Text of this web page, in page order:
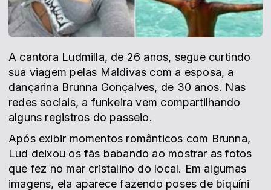
A cantora Ludmilla, de 26 anos, segue curtindo
sua viagem pelas Maldivas com a esposa, a
dançarina Brunna Gonçalves, de 30 anos. Nas
redes sociais, a funkeira vem compartilhando
alguns registros do passeio.
Após exibir momentos românticos com Brunna,
Lud deixou os fãs babando ao mostrar as fotos
que fez no mar cristalino do local. Em algumas
imagens, ela aparece fazendo poses de biquíni